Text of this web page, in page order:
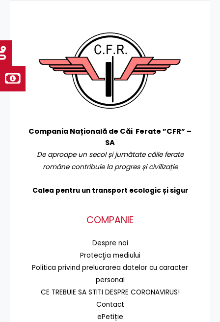
Compania Națională de Căi Ferate ”CFR” –
SA
De aproape un secol și jumătate căile ferate
române contribuie la progres și civilizație
Calea pentru un transport ecologic și sigur
COMPANIE
Despre noi
Protecţia mediului
Politica privind prelucrarea datelor cu caracter
personal
CE TREBUIE SA STITI DESPRE CORONAVIRUS!
Contact
ePetiție